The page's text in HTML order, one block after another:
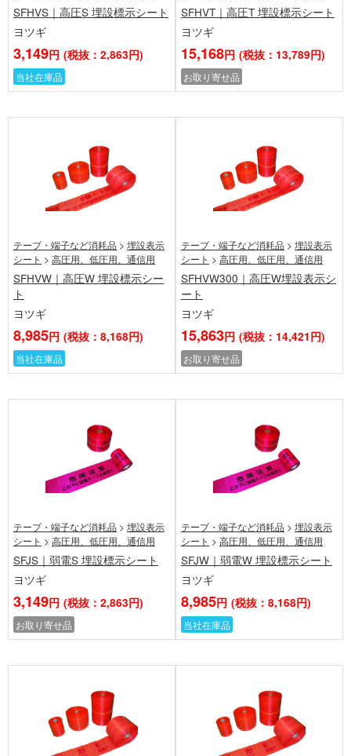
SFHVS｜高圧S 埋設標示シート
ヨツギ
3,149円 (税抜：2,863円)
当社在庫品
SFHVT｜高圧T 埋設標示シート
ヨツギ
15,168円 (税抜：13,789円)
お取り寄せ品
テープ・端子など消耗品 > 埋設表示
シート > 高圧用、低圧用、通信用
SFHVW｜高圧W 埋設標示シー
ト
ヨツギ
8,985円 (税抜：8,168円)
当社在庫品
テープ・端子など消耗品 > 埋設表示
シート > 高圧用、低圧用、通信用
SFHVW300｜高圧W埋設表示シ
ート
ヨツギ
15,863円 (税抜：14,421円)
お取り寄せ品
テープ・端子など消耗品 > 埋設表示
シート > 高圧用、低圧用、通信用
SFJS｜弱電S 埋設標示シート
ヨツギ
3,149円 (税抜：2,863円)
お取り寄せ品
テープ・端子など消耗品 > 埋設表示
シート > 高圧用、低圧用、通信用
SFJW｜弱電W 埋設標示シート
ヨツギ
8,985円 (税抜：8,168円)
当社在庫品